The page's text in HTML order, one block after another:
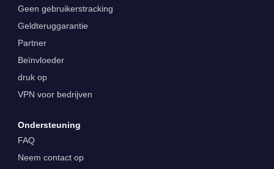
Geen gebruikerstracking
Geldteruggarantie
Partner
Beïnvloeder
druk op
VPN voor bedrijven
Ondersteuning
FAQ
Neem contact op